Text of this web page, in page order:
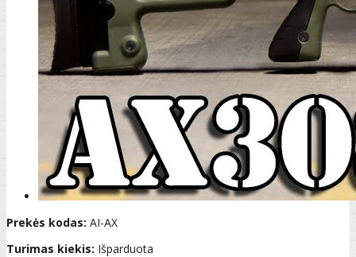
Prekės kodas: AI-AX
Turimas kiekis: Išparduota